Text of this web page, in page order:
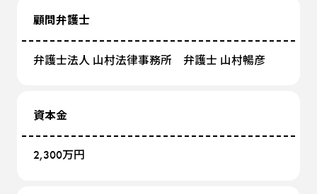
顧問弁護士
弁護士法人 山村法律事務所 弁護士 山村暢彦
資本金
2,300万円